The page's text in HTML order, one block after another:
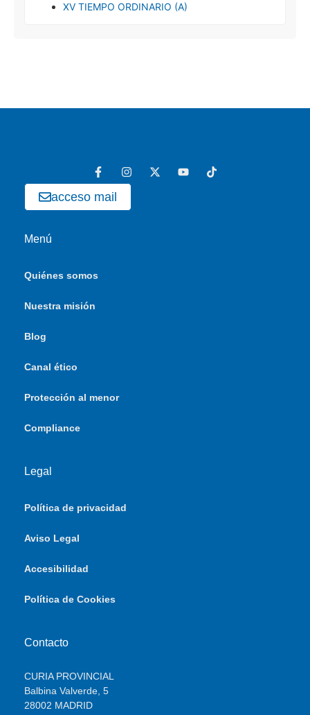
XV TIEMPO ORDINARIO (A)
acceso mail
Menú
Quiénes somos
Nuestra misión
Blog
Canal ético
Protección al menor
Compliance
Legal
Política de privacidad
Aviso Legal
Accesibilidad
Política de Cookies
Contacto
CURIA PROVINCIAL
Balbina Valverde, 5
28002 MADRID